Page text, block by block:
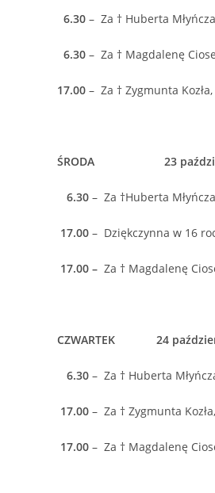
6.30 – Za † Huberta
6.30 – Za † Magdalenę
17.00 – Za † Zygmunta
ŚRODA 23
6.30 – Za †Huberta
17.00 – Dziękczynna w 16
17.00 – Za † Magdalenę
CZWARTEK 24
6.30 – Za † Huberta
17.00 – Za † Zygmunta
17.00 – Za † Magdalenę